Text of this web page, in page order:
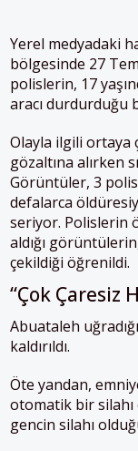
Yerel medyadaki
bölgesinde 27
polislerin, 17
aracı durdurduğu
Olayla ilgili ortaya
gözaltına alırken
Görüntüler, 3
defalarca
seriyor. Polislerin
aldığı
çekildiği öğrenildi.
“Çok Çaresiz
Abuataleh
kaldırıldı.
Öte yandan,
otomatik bir
gencin silahı